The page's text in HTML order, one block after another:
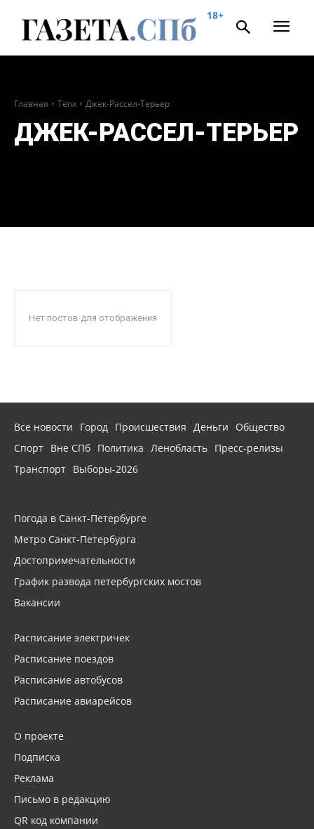
18+
Главная Теги Джек-Рассел-Терьер
ДЖЕК-РАССЕЛ-ТЕРЬЕР
Нет постов для отображения
Все новости Город Происшествия Деньги
Общество
Спорт Вне СПб Политика Ленобласть Пресс-релизы
Транспорт Выборы-2026
Погода в Санкт-Петербурге
Метро Санкт-Петербурга
Достопримечательности
График развода петербургских мостов
Вакансии
Расписание электричек
Расписание поездов
Расписание автобусов
Расписание авиарейсов
О проекте
Подписка
Реклама
Письмо в редакцию
QR код компании